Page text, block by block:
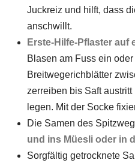
Juckreiz und hilft, dass
anschwillt.
Erste-Hilfe-Pflaster auf
Blasen am Fuss ein
Breitwegerichblätter
zerreiben bis Saft
legen. Mit der Socke
Die Samen des
und ins Müesli oder in
Sorgfältig getrocknete